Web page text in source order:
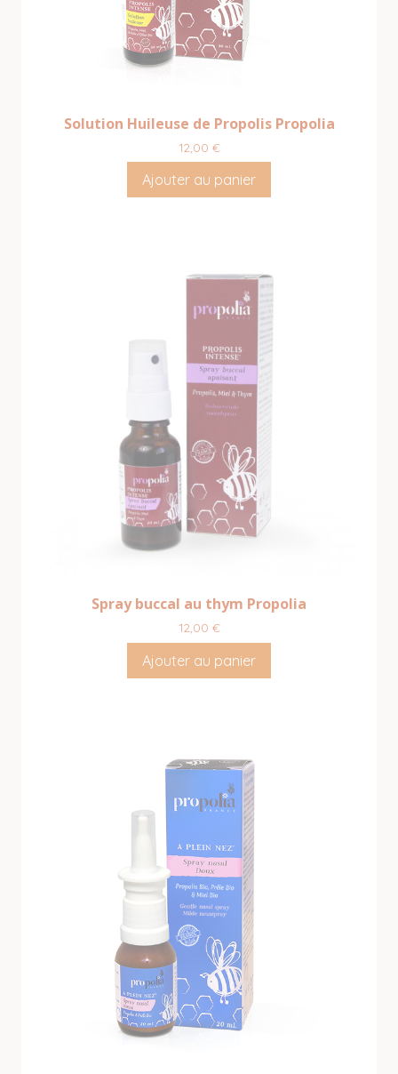
Solution Huileuse de Propolis Propolia
12,00 €
Ajouter au panier
Spray buccal au thym Propolia
12,00 €
Ajouter au panier